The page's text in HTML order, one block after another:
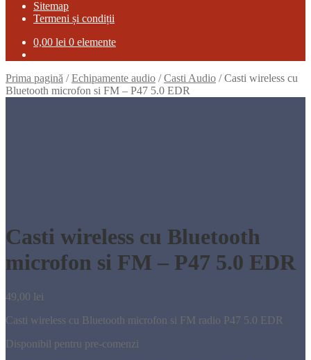
Sitemap
Termeni și condiții
0,00 lei 0 elemente
Prima pagină /Echipamente audio /Casti Audio /Casti wireless cu
Bluetooth microfon si FM – P47 5.0 EDR
Casti wireless cu Bluetooth
microfon si FM – P47 5.0 EDR
49,00 lei
Casti wireless cu Bluetooth microfon si FM radio P47 5.0 EDR
Disponibil pentru pre-comenzi